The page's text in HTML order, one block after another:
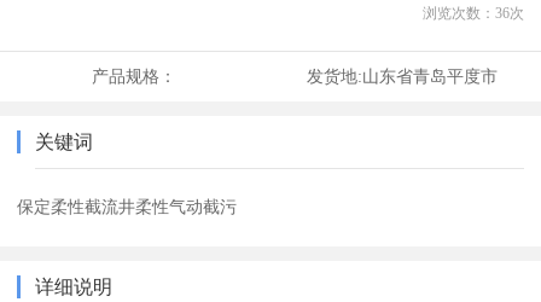
浏览次数： 36次
产品规格： 发货地:山东省青岛平度市
关键词
保定柔性截流井柔性气动截污
详细说明